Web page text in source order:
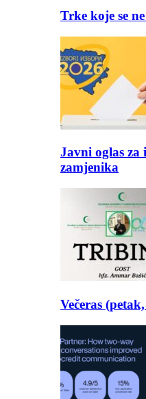
Trke koje se
Javni oglas
zamjenika
Večeras